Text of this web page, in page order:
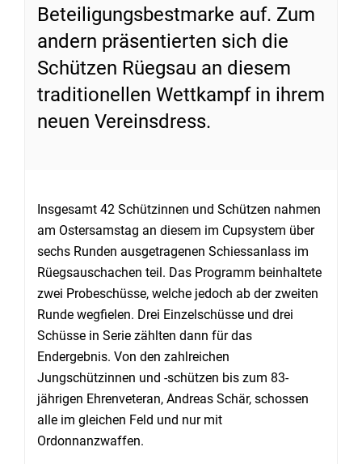
Beteiligungsbestmarke auf. Zum
andern präsentierten sich die
Schützen Rüegsau an diesem
traditionellen Wettkampf in ihrem
neuen Vereinsdress.
Insgesamt 42 Schützinnen und Schützen nahmen
am Ostersamstag an diesem im Cupsystem über
sechs Runden ausgetragenen Schiessanlass im
Rüegsauschachen teil. Das Programm beinhaltete
zwei Probeschüsse, welche jedoch ab der zweiten
Runde wegfielen. Drei Einzelschüsse und drei
Schüsse in Serie zählten dann für das
Endergebnis. Von den zahlreichen
Jungschützinnen und -schützen bis zum 83-
jährigen Ehrenveteran, Andreas Schär, schossen
alle im gleichen Feld und nur mit
Ordonnanzwaffen.